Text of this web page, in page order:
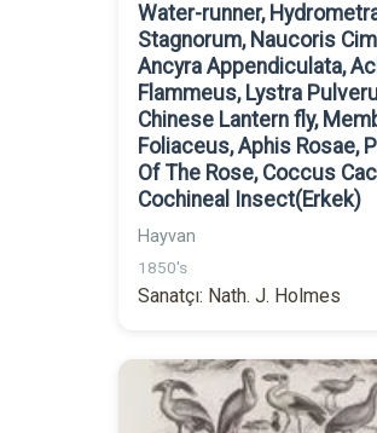
Water-runner,
Stagnorum, Naucoris
Ancyra Appendiculata,
Flammeus, Lystra
Chinese Lantern fly,
Foliaceus, Aphis Rosae,
Of The Rose, Coccus
Cochineal Insect(Erkek)
Hayvan
1850's
Sanatçı: Nath. J. Holmes